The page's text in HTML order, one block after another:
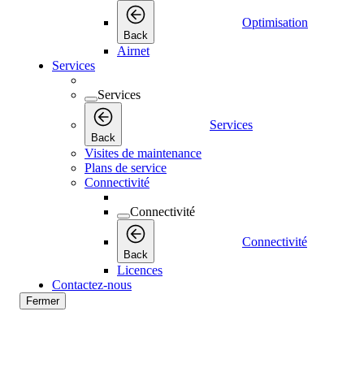
Back
Optimisation
Airnet
Services
Services
Back
Services
Visites de maintenance
Plans de service
Connectivité
Connectivité
Back
Connectivité
Licences
Contactez-nous
Fermer